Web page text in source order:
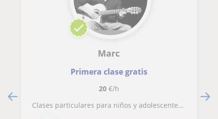
Marc
Primera clase gratis
20€/h
Clases particulares para niños y adolescentes, aprende a tocar la guitarra desde cero